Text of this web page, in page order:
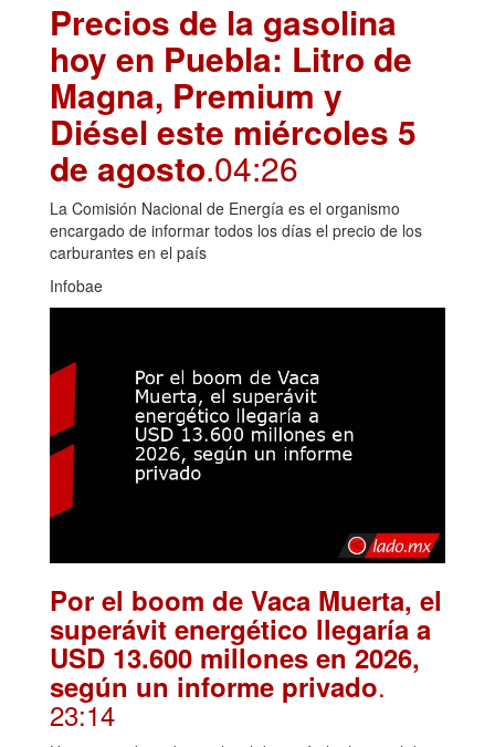
Precios de la gasolina
hoy en Puebla: Litro de
Magna, Premium y
Diésel este miércoles 5
de agosto.04:26
La Comisión Nacional de Energía es el organismo
encargado de informar todos los días el precio de los
carburantes en el país
Infobae
Por el boom de Vaca Muerta, el
superávit energético llegaría a
USD 13.600 millones en 2026,
según un informe privado.
23:14